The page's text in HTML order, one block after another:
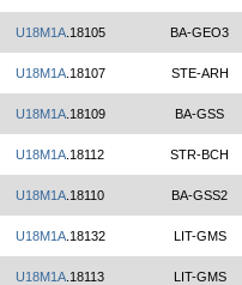
U18M1A.18105 BA-GEO3
U18M1A.18107 STE-ARH
U18M1A.18109 BA-GSS
U18M1A .18112 STR-BCH
U18M1A .18110 BA-GSS2
U18M1A.18132 LIT-GMS
U18M1A .18113 LIT-GMS